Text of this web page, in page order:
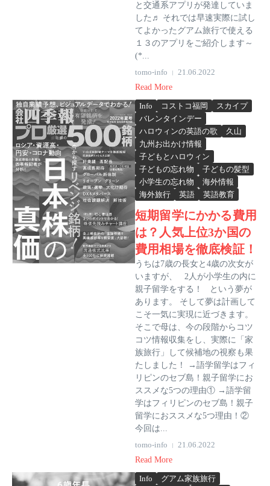
と交通系アプリが発達していま
した♬ それでは早速実際に試し
てよかったグアム旅行で使える
１３のアプリをご紹介します～
(*...
tomo-info
21.06.2022
Read More
Info コストコ福岡
スカイプ
バレンタインデー
ハロウィンの英語の歌
久山
九州お出かけ情報
子どもとハロウィン
子どもの忘れ物
子どもの髪型
小学生の忘れ物
海外情報
海外旅行
英語 英語教育
短期留学にかかる費用
は？人気上位3か国の
費用相場を徹底検証！
うちは7歳の長女と4歳の次女が
いますが、 2人が小学生の内に
親子留学をする！ という夢が
あります。 そして夢は計画して
こそ一気に実現に近づきます。
そこで母は、今の段階からコツ
コツ情報収集をし、実際に「家
族旅行」して候補地の視察も果
たしました！ →語学留学はフィ
リピンのセブ島！親子留学にお
ススメな5つの理由① →語学留
学はフィリピンのセブ島！親子
留学におススメな5つ理由！②
今回は...
tomo-info
21.06.2022
Read More
Info
グアム家族旅行